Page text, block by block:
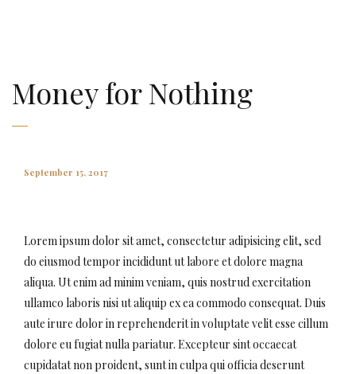
Money for Nothing
September 15, 2017
Lorem ipsum dolor sit amet, consectetur adipisicing elit, sed
do eiusmod tempor incididunt ut labore et dolore magna
aliqua. Ut enim ad minim veniam, quis nostrud exercitation
ullamco laboris nisi ut aliquip ex ea commodo consequat. Duis
aute irure dolor in reprehenderit in voluptate velit esse cillum
dolore eu fugiat nulla pariatur. Excepteur sint occaecat
cupidatat non proident, sunt in culpa qui officia deserunt